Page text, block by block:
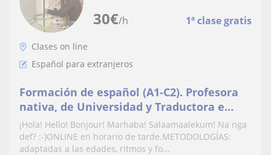
30€/h 1ª clase gratis
Clases on line
Español para extranjeros
Formación de español (A1-C2). Profesora
nativa, de Universidad y Traductora e
Intérprete cualificada
¡Hola! Hello! Bonjour! Marhaba! Salaamaalekum! Na nga
def? :-)ONLINE en horario de tarde.METODOLOGÍAS:
adaptadas a las edades, ritmos y fo...